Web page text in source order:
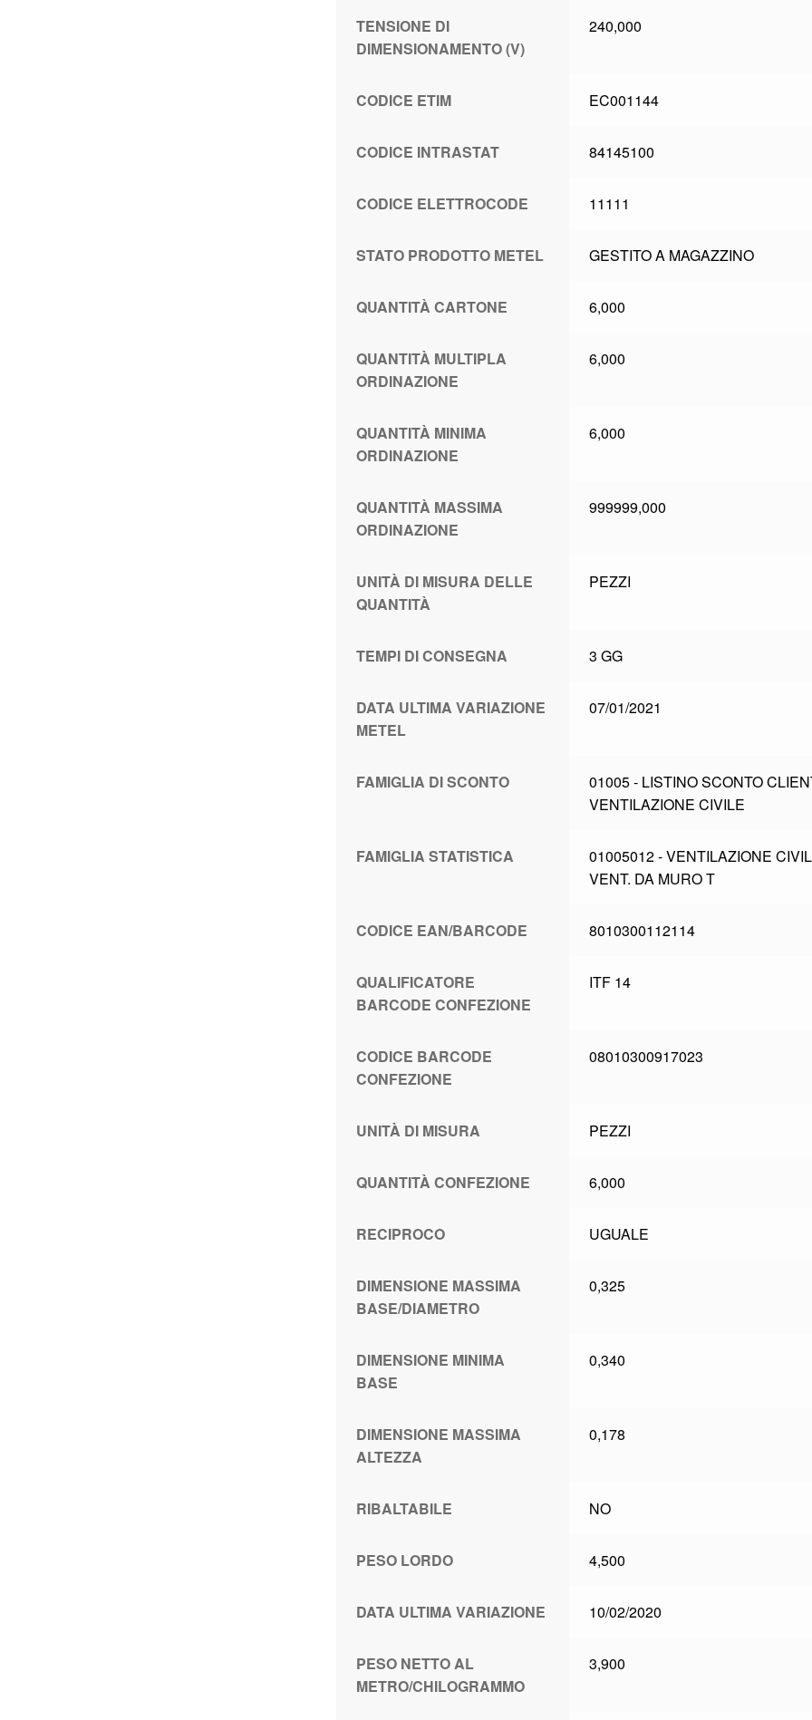
TENSIONE DI
DIMENSIONAMENTO (V)
240,000
CODICE ETIM EC001144
CODICE INTRASTAT 84145100
CODICE ELETTROCODE 11111
STATO PRODOTTO METEL GESTITO A MAGAZZINO
QUANTITÀ CARTONE 6,000
QUANTITÀ MULTIPLA
ORDINAZIONE
6,000
QUANTITÀ MINIMA
ORDINAZIONE
6,000
QUANTITÀ MASSIMA
ORDINAZIONE
999999,000
UNITÀ DI MISURA DELLE
QUANTITÀ
PEZZI
TEMPI DI CONSEGNA 3 GG
DATA ULTIMA VARIAZIONE
METEL
07/01/2021
FAMIGLIA DI SCONTO
01005 - LISTINO SCONTO
VENTILAZIONE CIVILE
FAMIGLIA STATISTICA
01005012 - VENTILAZIONE
VENT. DA MURO T
CODICE EAN/BARCODE 8010300112114
QUALIFICATORE
BARCODE CONFEZIONE
ITF 14
CODICE BARCODE
CONFEZIONE
08010300917023
UNITÀ DI MISURA PEZZI
QUANTITÀ CONFEZIONE 6,000
RECIPROCO UGUALE
DIMENSIONE MASSIMA
BASE/DIAMETRO
0,325
DIMENSIONE MINIMA
BASE
0,340
DIMENSIONE MASSIMA
ALTEZZA
0,178
RIBALTABILE NO
PESO LORDO 4,500
DATA ULTIMA VARIAZIONE 10/02/2020
PESO NETTO AL
METRO/CHILOGRAMMO
3,900